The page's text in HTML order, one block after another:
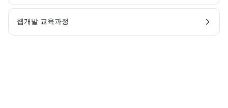
웹개발 교육과정